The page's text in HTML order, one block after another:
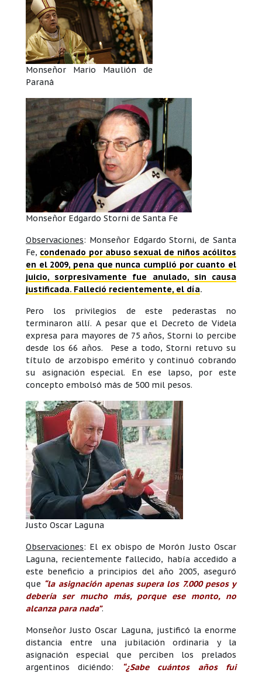
Monseñor Mario Maulión de
Paraná
Monseñor Edgardo Storni de Santa Fe
Observaciones: Monseñor Edgardo Storni, de Santa
Fe, condenado por abuso sexual de niños acólitos
en el 2009, pena que nunca cumplió por cuanto el
juicio, sorpresivamente fue anulado, sin causa
justificada. Falleció recientemente, el día.
Pero los privilegios de este pederastas no
terminaron allí. A pesar que el Decreto de Videla
expresa para mayores de 75 años, Storni lo percibe
desde los 66 años. Pese a todo, Storni retuvo su
título de arzobispo emérito y continuó cobrando
su asignación especial. En ese lapso, por este
concepto embolsó más de 500 mil pesos.
Justo Oscar Laguna
Observaciones: El ex obispo de Morón Justo Oscar
Laguna, recientemente fallecido, había accedido a
este beneficio a principios del año 2005, aseguró
que “la asignación apenas supera los 7.000 pesos y
debería ser mucho más, porque ese monto, no
alcanza para nada”.
Monseñor Justo Oscar Laguna, justificó la enorme
distancia entre una jubilación ordinaria y la
asignación especial que perciben los prelados
argentinos diciéndo:
“¿Sabe cuántos años fui